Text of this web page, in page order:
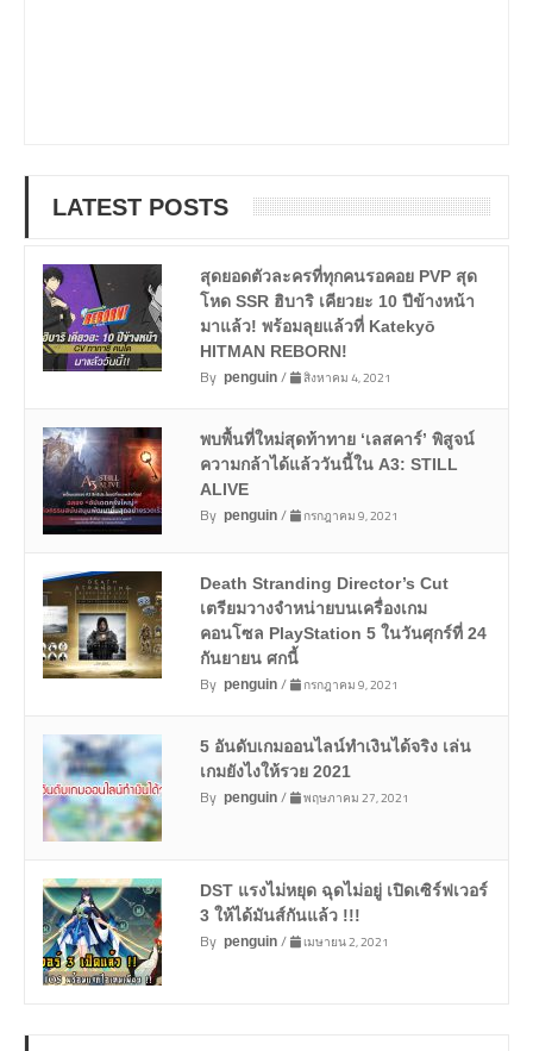
LATEST POSTS
สุดยอดตัวละครที่ทุกคนรอคอย PVP สุด
โหด SSR ฮิบาริ เคียวยะ 10 ปีข้างหน้า
มาแล้ว! พร้อมลุยแล้วที่ Katekyō
HITMAN REBORN!
By penguin/ สิงหาคม 4, 2021
พบพื้นที่ใหม่สุดท้าทาย ‘เลสคาร์’ พิสูจน์
ความกล้าได้แล้ววันนี้ใน A3: STILL
ALIVE
By penguin/ กรกฎาคม 9, 2021
Death Stranding Director’s Cut
เตรียมวางจำหน่ายบนเครื่องเกม
คอนโซล PlayStation 5 ในวันศุกร์ที่ 24
กันยายน ศกนี้
By penguin/ กรกฎาคม 9, 2021
5 อันดับเกมออนไลน์ทำเงินได้จริง เล่น
เกมยังไงให้รวย 2021
By penguin/ พฤษภาคม 27, 2021
DST แรงไม่หยุด ฉุดไม่อยู่ เปิดเซิร์ฟเวอร์
3 ให้ได้มันส์กันแล้ว !!!
By penguin/ เมษายน 2, 2021